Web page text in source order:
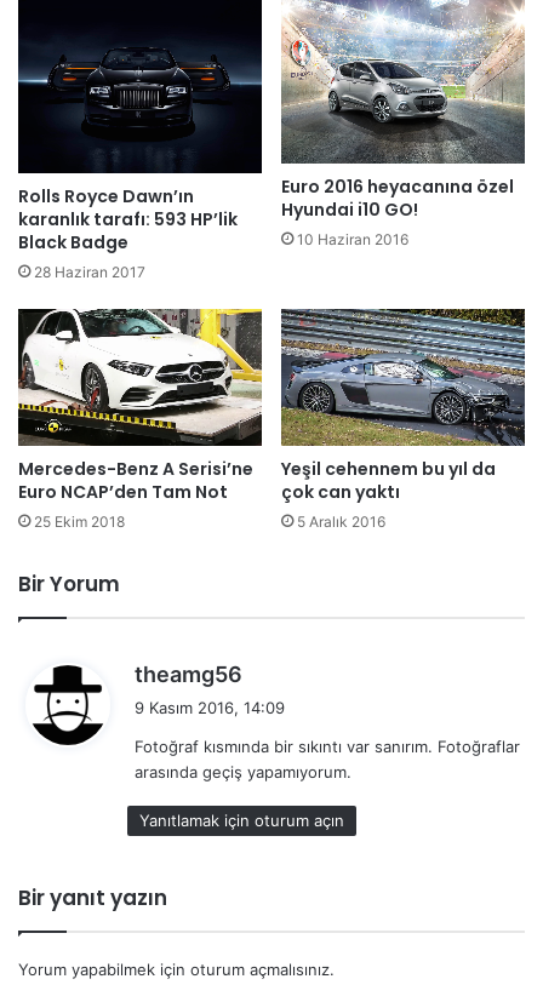
Rolls Royce Dawn’ın
karanlık tarafı: 593 HP’lik
Black Badge
28 Haziran 2017
Euro 2016 heyacanına özel
Hyundai i10 GO!
10 Haziran 2016
Mercedes-Benz A Serisi’ne
Euro NCAP’den Tam Not
25 Ekim 2018
Yeşil cehennem bu yıl da
çok can yaktı
5 Aralık 2016
Bir Yorum
theamg56
e
i
k
i
:
9 Kasım 2016, 14:09
Fotoğraf kısmında bir sıkıntı var sanırım. Fotoğraflar
arasında geçiş yapamıyorum.
Yanıtlamak için oturum açın
Bir yanıt yazın
Yorum yapabilmek için oturum açmalısınız.